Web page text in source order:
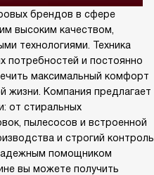
брендов в сфере
высоким качеством,
технологиями. Техника
потребностей и постоянно
максимальный комфорт
жизни. Компания предлагает
от стиральных
пылесосов и встроенной
и строгий контроль
помощником
вы можете получить